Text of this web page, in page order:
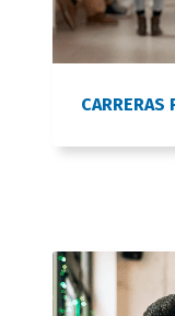
CARRERAS